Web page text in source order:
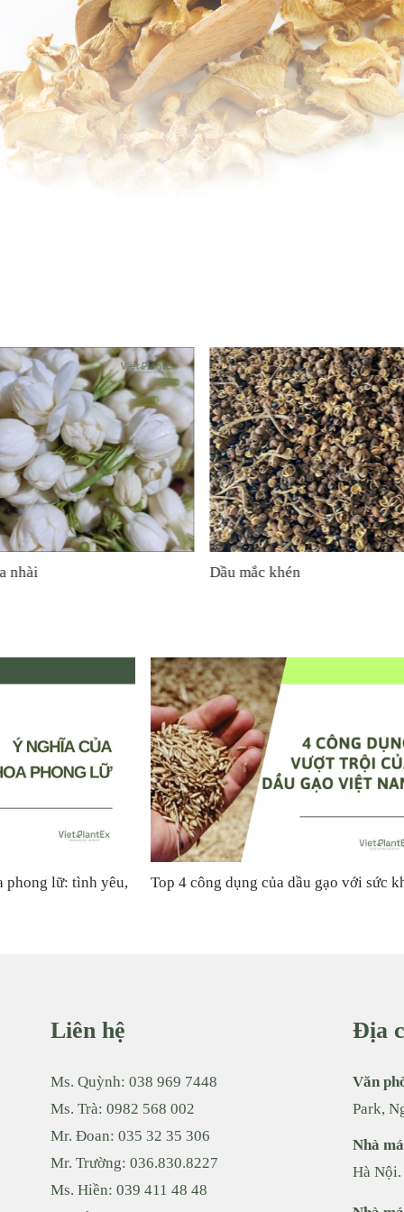
tác 30ha gừng sẻ theo hướng hữu cơ. Với điều kiện khí
thơm rõ nét của nguyên liệu gừng vượt trội hơn những
kim loại nặng, vi sinh vật gây hại và dư lượng dung
quá trình kiểm chứng.
Dầu ớt Paprika
làm xà phòng tự nhiên đơn
Vì sao nên sử dụng chiết xuất
Liên hệ
Ms. Quỳnh: 038 969 7448
Ms. Trà: 0982 568 002
Mr. Đoan: 035 32 35 306
Mr. Trường: 036.830.8227
Ms. Hiền: 039 411 48 48
Địa
Văn
Park,
Nhà
Hà Nội.